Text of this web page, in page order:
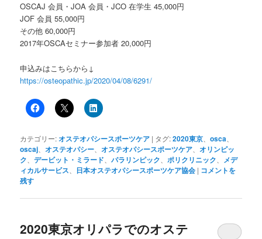
OSCAJ 会員・JOA 会員・JCO 在学生 45,000円
JOF 会員 55,000円
その他 60,000円
2017年OSCAセミナー参加者 20,000円
申込みはこちらから↓
https://osteopathic.jp/2020/04/08/6291/
カテゴリー:オステオパシースポーツケア | タグ:2020東京 、osca
oscaj 、オステオパシー 、オステオパシースポーツケア 、オリンピッ
ク 、デービット・ミラード 、パラリンピック ポリクリニック
メデ
ィカルサービス
日本オステオパシースポーツケア協会 | コメントを
残す
2020東京オリパラでのオステ